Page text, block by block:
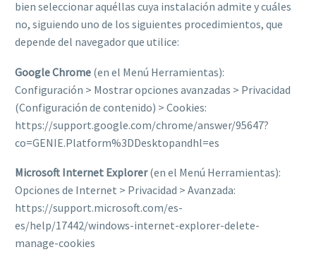
bien seleccionar aquéllas cuya instalación admite y cuáles
no, siguiendo uno de los siguientes procedimientos, que
depende del navegador que utilice:
Google Chrome (en el Menú Herramientas):
Configuración > Mostrar opciones avanzadas > Privacidad
(Configuración de contenido) > Cookies:
https://support.google.com/chrome/answer/95647?
co=GENIE.Platform%3DDesktopandhl=es
Microsoft Internet Explorer(en el Menú Herramientas):
Opciones de Internet > Privacidad > Avanzada:
https://support.microsoft.com/es-
es/help/17442/windows-internet-explorer-delete-
manage-cookies